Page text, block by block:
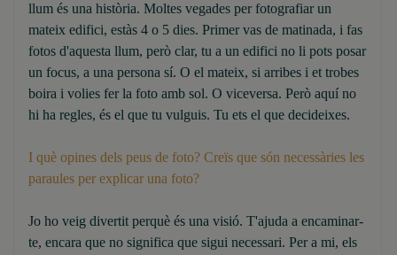
llum és una història. Moltes vegades per fotografiar un
mateix edifici, estàs 4 o 5 dies. Primer vas de matinada, i fas
fotos d'aquesta llum, però clar, tu a un edifici no li pots posar
un focus, a una persona sí. O el mateix, si arribes i et trobes
boira i volies fer la foto amb sol. O viceversa. Però aquí no
hi ha regles, és el que tu vulguis. Tu ets el que decideixes.
I què opines dels peus de foto? Creïs que són necessàries les
paraules per explicar una foto?
Jo ho veig divertit perquè és una visió. T'ajuda a encaminar-
te, encara que no significa que sigui necessari. Per a mi, els